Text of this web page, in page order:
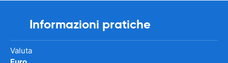
Informazioni pratiche
Valuta